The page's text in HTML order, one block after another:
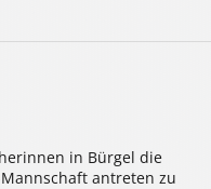
in Bürgel die
antreten zu